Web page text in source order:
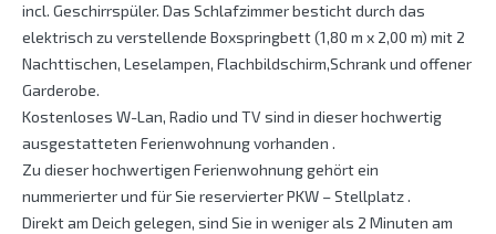
incl. Geschirrspüler. Das Schlafzimmer besticht durch das
elektrisch zu verstellende Boxspringbett (1,80 m x 2,00 m) mit 2
Nachttischen, Leselampen, Flachbildschirm,Schrank und offener
Garderobe.
Kostenloses W-Lan, Radio und TV sind in dieser hochwertig
ausgestatteten Ferienwohnung vorhanden .
Zu dieser hochwertigen Ferienwohnung gehört ein
nummerierter und für Sie reservierter PKW – Stellplatz .
Direkt am Deich gelegen, sind Sie in weniger als 2 Minuten am